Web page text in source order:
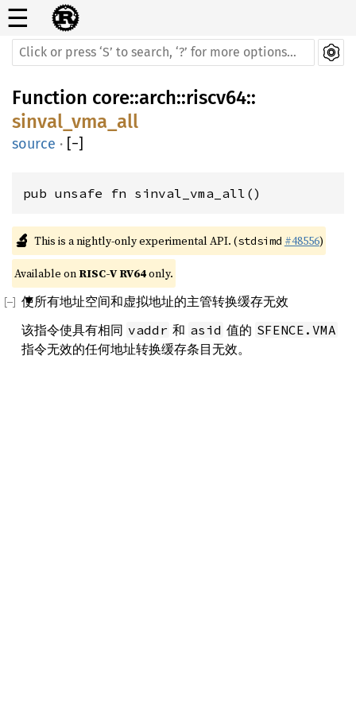
☰
Function core::arch::riscv64::
sinval_vma_all
source · [−]
pub unsafe fn sinval_vma_all()
🔬 This is a nightly-only experimental API. (stdsimd #48556)
Available on RISC-V RV64 only.
使所有地址空间和虚拟地址的主管转换缓存无效
该指令使具有相同 vaddr 和 asid 值的 SFENCE.VMA
指令无效的任何地址转换缓存条目无效。